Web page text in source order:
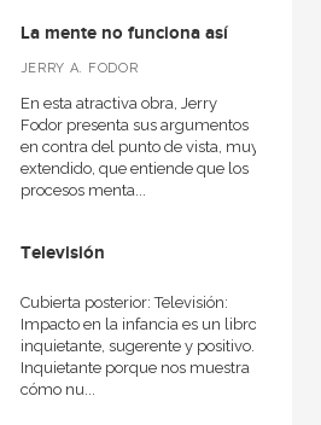
La mente no funciona así
JERRY A. FODOR
En esta atractiva obra, Jerry
Fodor presenta sus argumentos
en contra del punto de vista, muy
extendido, que entiende que los
procesos menta...
Televisión
Cubierta posterior: Televisión:
Impacto en la infancia es un libro
inquietante, sugerente y positivo.
Inquietante porque nos muestra
cómo nu...